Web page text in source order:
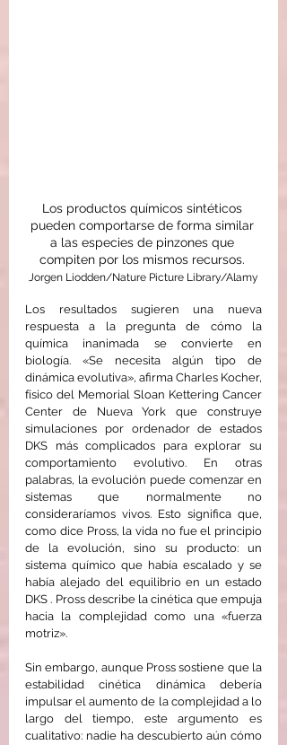
Los productos químicos sintéticos
pueden comportarse de forma similar
a las especies de pinzones que
compiten por los mismos recursos.
Jorgen Liodden/Nature Picture Library/Alamy
Los resultados sugieren una nueva
respuesta a la pregunta de cómo la
química inanimada se convierte en
biología. «Se necesita algún tipo de
dinámica evolutiva», afirma Charles Kocher,
físico del Memorial Sloan Kettering Cancer
Center de Nueva York que construye
simulaciones por ordenador de estados
DKS más complicados para explorar su
comportamiento evolutivo. En otras
palabras, la evolución puede comenzar en
sistemas que normalmente no
consideraríamos vivos. Esto significa que,
como dice Pross, la vida no fue el principio
de la evolución, sino su producto: un
sistema químico que había escalado y se
había alejado del equilibrio en un estado
DKS . Pross describe la cinética que empuja
hacia la complejidad como una «fuerza
motriz».
Sin embargo, aunque Pross sostiene que la
estabilidad cinética dinámica debería
impulsar el aumento de la complejidad a lo
largo del tiempo, este argumento es
cualitativo: nadie ha descubierto aún cómo